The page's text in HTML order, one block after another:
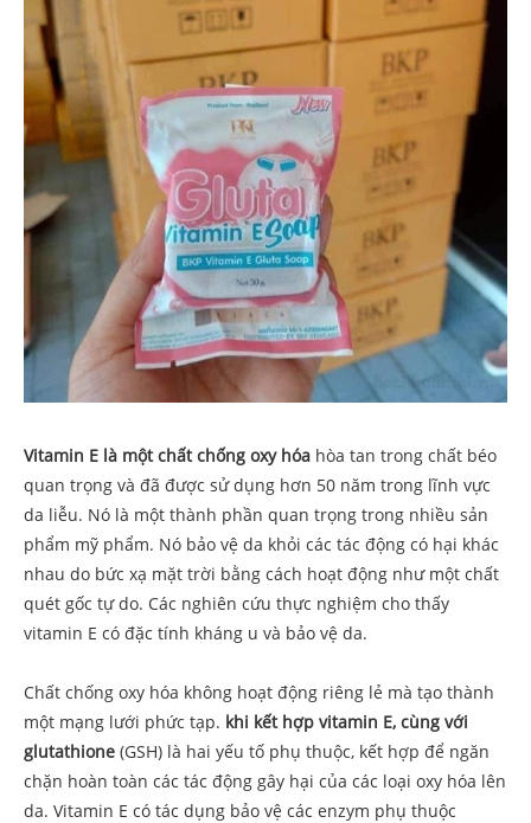
Vitamin E là một chất chống oxy hóa hòa tan trong chất béo
quan trọng và đã được sử dụng hơn 50 năm trong lĩnh vực
da liễu. Nó là một thành phần quan trọng trong nhiều sản
phẩm mỹ phẩm. Nó bảo vệ da khỏi các tác động có hại khác
nhau do bức xạ mặt trời bằng cách hoạt động như một chất
quét gốc tự do. Các nghiên cứu thực nghiệm cho thấy
vitamin E có đặc tính kháng u và bảo vệ da.
Chất chống oxy hóa không hoạt động riêng lẻ mà tạo thành
một mạng lưới phức tạp. khi kết hợp vitamin E, cùng với
glutathione (GSH) là hai yếu tố phụ thuộc, kết hợp để ngăn
chặn hoàn toàn các tác động gây hại của các loại oxy hóa lên
da. Vitamin E có tác dụng bảo vệ các enzym phụ thuộc